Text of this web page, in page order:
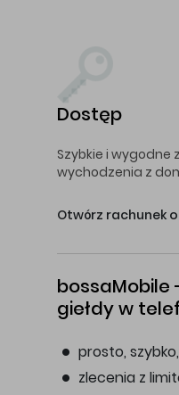
Dostęp
Szybkie i wygodne
wychodzenia z
Otwórz rachunek
bossaMobile
giełdy w
prosto,
zlecenia z